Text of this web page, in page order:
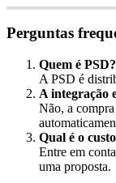
Perguntas
Quem é PSD?
A PSD é
A integração
Não, a compra
Qual é o custo
Entre em
uma proposta.